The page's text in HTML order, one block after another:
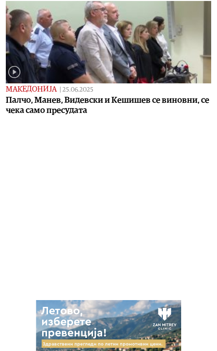
МАКЕДОНИЈА 25.06.2025
Палчо, Манев, Видевски и Кешишев се виновни, се
чека само пресудата